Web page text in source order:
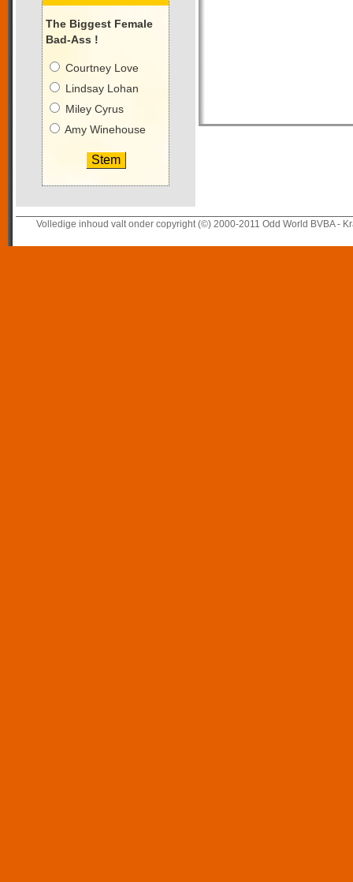
The Biggest Female
Bad-Ass !
Courtney Love
Lindsay Lohan
Miley Cyrus
Amy Winehouse
Volledige inhoud valt onder copyright (©) 2000-2011 Odd World BVBA -